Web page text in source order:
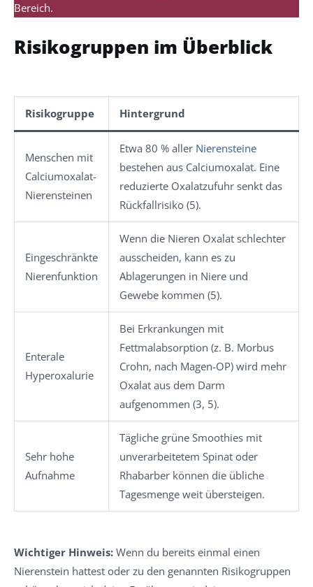
Bereich.
Risikogruppen im Überblick
Risikogruppe Hintergrund
Menschen mit
Calciumoxalat-
Nierensteinen
Etwa 80 % aller Nierensteine
bestehen aus Calciumoxalat. Eine
reduzierte Oxalatzufuhr senkt das
Rückfallrisiko (5).
Eingeschränkte
Nierenfunktion
Wenn die Nieren Oxalat schlechter
ausscheiden, kann es zu
Ablagerungen in Niere und
Gewebe kommen (5).
Enterale
Hyperoxalurie
Bei Erkrankungen mit
Fettmalabsorption (z. B. Morbus
Crohn, nach Magen-OP) wird mehr
Oxalat aus dem Darm
aufgenommen (3, 5).
Sehr hohe
Aufnahme
Tägliche grüne Smoothies mit
unverarbeitetem Spinat oder
Rhabarber können die übliche
Tagesmenge weit übersteigen.
Wichtiger Hinweis: Wenn du bereits einmal einen
Nierenstein hattest oder zu den genannten Risikogruppen